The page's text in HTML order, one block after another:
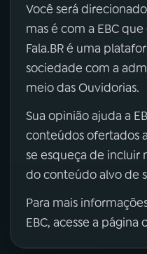
Você será
mas é com a EBC
Fala.BR é uma
sociedade com a
meio das Ouvidorias.
Sua opinião ajuda a
conteúdos ofertados
se esqueça de incluir
do conteúdo alvo de
Para mais
EBC, acesse a página